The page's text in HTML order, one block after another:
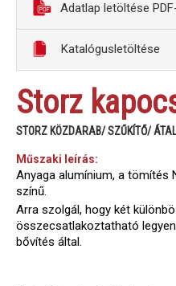
Adatlap letöltése
Katalógusletöltése
Storz
STORZ KÖZDARAB/ SZŰKÍTŐ/
Műszaki leírás:
Anyaga alumínium, a tömítés
színű.
Arra szolgál, hogy két
összecsatlakoztatható
bővítés által.